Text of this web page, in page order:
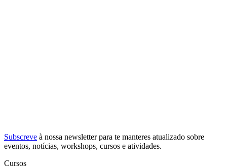
Subscreve à nossa newsletterpara te manteres atualizado sobre
eventos, notícias, workshops, cursos e atividades.
Cursos